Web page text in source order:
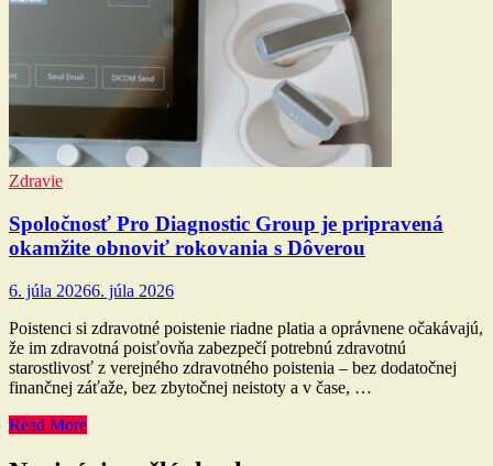
Zdravie
Spoločnosť Pro Diagnostic Group je pripravená
okamžite obnoviť rokovania s Dôverou
6. júla 20266. júla 2026
Poistenci si zdravotné poistenie riadne platia a oprávnene očakávajú,
že im zdravotná poisťovňa zabezpečí potrebnú zdravotnú
starostlivosť z verejného zdravotného poistenia – bez dodatočnej
finančnej záťaže, bez zbytočnej neistoty a v čase, …
Read More